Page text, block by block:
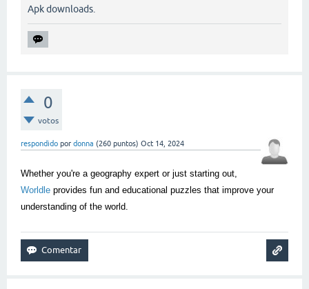
Apk downloads.
0
votos
respondido por donna (260 puntos) Oct 14, 2024
Whether you're a geography expert or just starting out,
Worldle provides fun and educational puzzles that improve your
understanding of the world.